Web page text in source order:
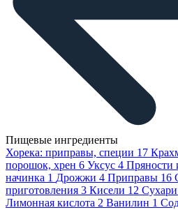
Пищевые ингредиенты
Хорека: приправы, специи 17
порошок, хрен 6 Уксус 4 Пряности
начинка 1 Дрожжи 4 Приправы 16
приготовления 3 Кисели 12
Лимонная кислота 2 Ванилин 1